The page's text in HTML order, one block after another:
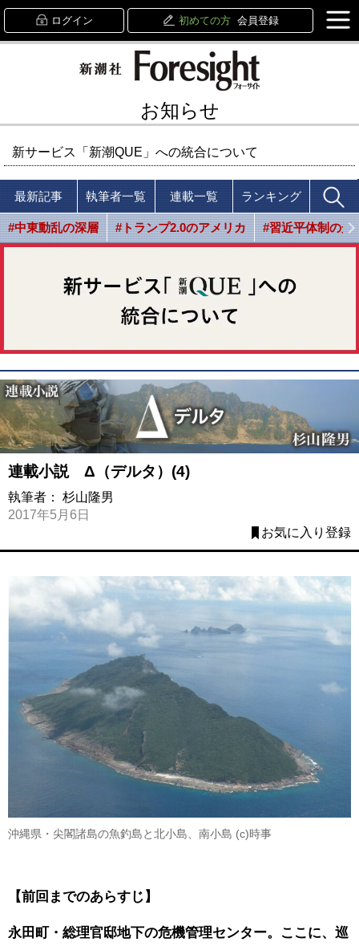
ログイン 初めての方 会員登録
お知らせ
新サービス「新潮QUE」への統合について
最新記事 執筆者一覧 連載一覧 ランキング
#中東動乱の深層 #トランプ2.0のアメリカ #習近平体制の光
連載小説 Δ（デルタ）(4)
執筆者： 杉山隆男
2017年5月6日
お気に入り登録
沖縄県・尖閣諸島の魚釣島と北小島、南小島 (c)時事
【前回までのあらすじ】
永田町・総理官邸地下の危機管理センター。ここに、巡